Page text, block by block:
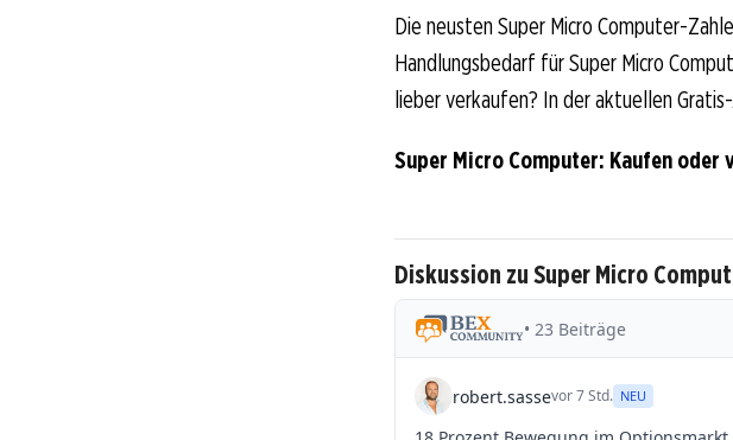
Die neusten Super Micro Computer-
Handlungsbedarf für Super Micro
lieber verkaufen? In der aktuellen
Super Micro Computer: Kaufen oder
Diskussion zu Super Micro